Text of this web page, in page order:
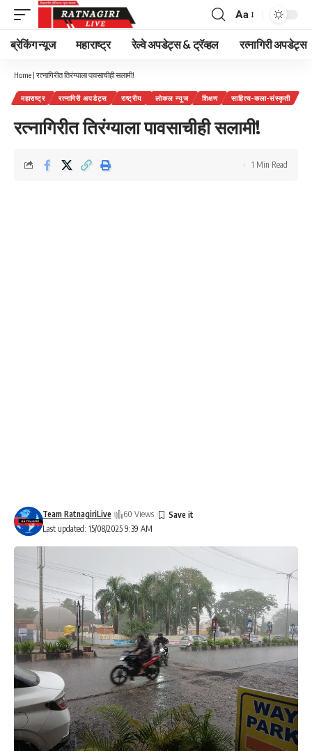
Font
Resizer
Aa
ब्रेकिंग न्यूज महाराष्ट्र रेल्वे अपडेट्स & ट्रॅव्हल रत्नागिरी अपडेट्स
Home | रत्नागिरीत तिरंग्याला पावसाचीही सलामी!
महाराष्ट्र रत्नागिरी अपडेट्स राष्ट्रीय लोकल न्यूज शिक्षण साहित्य-कला-संस्कृती
रत्नागिरीत तिरंग्याला पावसाचीही सलामी!
Last updated: 15/08/2025 9:39 AM
Team RatnagiriLive 60 Views
1 Min Read